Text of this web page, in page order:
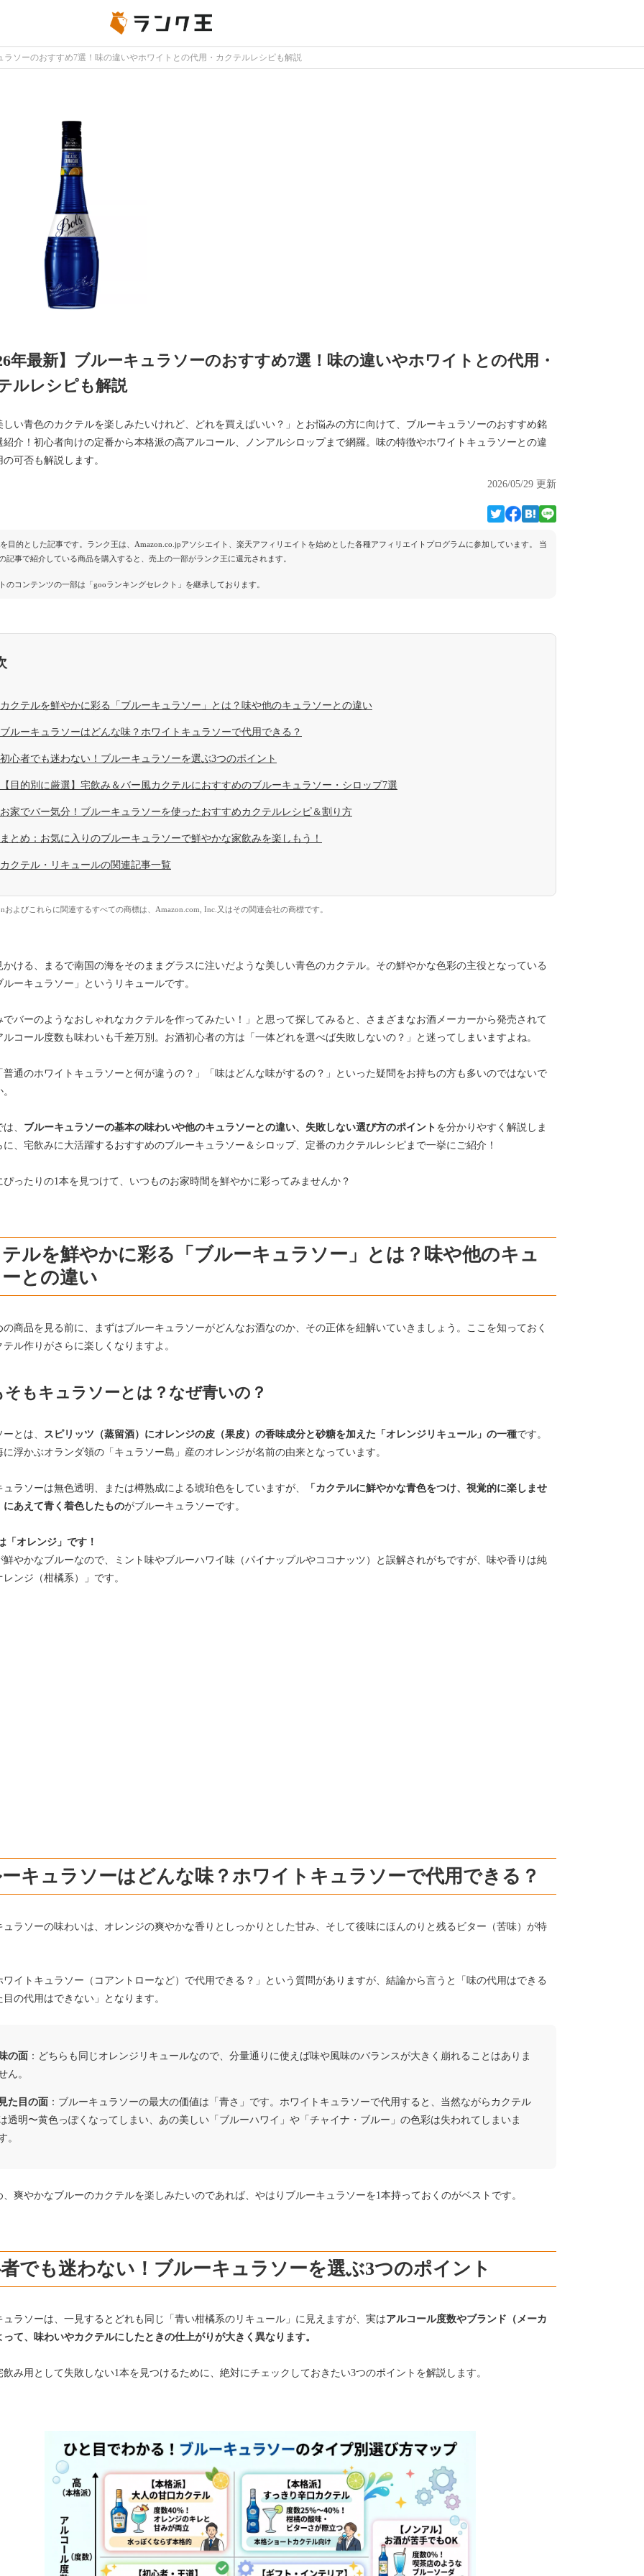
ラソーのおすすめ7選！味の違いやホワイトとの代用・カクテルレシピも解説
年最新】ブルーキュラソーのおすすめ7選！味の違いやホワイトとの代用・
ルレシピも解説
しい青色のカクテルを楽しみたいけれど、どれを買えばいい？」とお悩みの方に向けて、ブルーキュラソーのおすすめ銘
紹介！初心者向けの定番から本格派の高アルコール、ノンアルシロップまで網羅。味の特徴やホワイトキュラソーとの違
の可否も解説します。
2026/05/29 更新
を目的とした記事です。ランク王は、Amazon.co.jpアソシエイト、楽天アフィリエイトを始めとした各種アフィリエイトプログラムに参加しています。 当
記事で紹介している商品を購入すると、売上の一部がランク王に還元されます。
のコンテンツの一部は「gooランキングセレクト」を継承しております。
カクテルを鮮やかに彩る「ブルーキュラソー」とは？味や他のキュラソーとの違い
ブルーキュラソーはどんな味？ホワイトキュラソーで代用できる？
初心者でも迷わない！ブルーキュラソーを選ぶ3つのポイント
【目的別に厳選】宅飲み＆バー風カクテルにおすすめのブルーキュラソー・シロップ7選
お家でバー気分！ブルーキュラソーを使ったおすすめカクテルレシピ＆割り方
まとめ：お気に入りのブルーキュラソーで鮮やかな家飲みを楽しもう！
カクテル・リキュールの関連記事一覧
およびこれらに関連するすべての商標は、Amazon.com, Inc.又はその関連会社の商標です。
かける、まるで南国の海をそのままグラスに注いだような美しい青色のカクテル。その鮮やかな色彩の主役となっている
ルーキュラソー」というリキュールです。
でバーのようなおしゃれなカクテルを作ってみたい！」と思って探してみると、さまざまなお酒メーカーから発売されて
ルコール度数も味わいも千差万別。お酒初心者の方は「一体どれを選べば失敗しないの？」と迷ってしまいますよね。
普通のホワイトキュラソーと何が違うの？」「味はどんな味がするの？」といった疑問をお持ちの方も多いのではないで
、 ブルーキュラソーの基本の味わいや他のキュラソーとの違い、失敗しない選び方のポイント を分かりやすく解説しま
に、宅飲みに大活躍するおすすめのブルーキュラソー＆シロップ、定番のカクテルレシピまで一挙にご紹介！
ぴったりの1本を見つけて、いつものお家時間を鮮やかに彩ってみませんか？
ルを鮮やかに彩る「ブルーキュラソー」とは？味や他のキュ
との違い
の商品を見る前に、まずはブルーキュラソーがどんなお酒なのか、その正体を紐解いていきましょう。ここを知っておく
テル作りがさらに楽しくなりますよ。
そもキュラソーとは？なぜ青いの？
とは、 スピリッツ（蒸留酒）にオレンジの皮（果皮）の香味成分と砂糖を加えた「オレンジリキュール」の一種です。
に浮かぶオランダ領の「キュラソー島」産のオレンジが名前の由来となっています。
ュラソーは無色透明、または樽熟成による琥珀色をしていますが、
「カクテルに鮮やかな青色をつけ、視覚的に楽しませ
にあえて青く着色したものがブルーキュラソーです。
「オレンジ」です！
鮮やかなブルーなので、ミント味やブルーハワイ味（パイナップルやココナッツ）と誤解されがちですが、味や香りは純
ンジ（柑橘系）」です。
キュラソーはどんな味？ホワイトキュラソーで代用できる？
ュラソーの味わいは、オレンジの爽やかな香りとしっかりとした甘み、そして後味にほんのりと残るビター（苦味）が特
ワイトキュラソー（コアントローなど）で代用できる？」という質問がありますが、結論から言うと「味の代用はできる
目の代用はできない」となります。
味の面 ：どちらも同じオレンジリキュールなので、分量通りに使えば味や風味のバランスが大きく崩れることはありま
ん。
見た目の面 ：ブルーキュラソーの最大の価値は「青さ」です。ホワイトキュラソーで代用すると、当然ながらカクテル
透明〜黄色っぽくなってしまい、あの美しい「ブルーハワイ」や「チャイナ・ブルー」の色彩は失われてしまいま
。
、爽やかなブルーのカクテルを楽しみたいのであれば、やはりブルーキュラソーを1本持っておくのがベストです。
でも迷わない！ブルーキュラソーを選ぶ3つのポイント
ュラソーは、一見するとどれも同じ「青い柑橘系のリキュール」に見えますが、実はアルコール度数やブランド（メーカ
って、味わいやカクテルにしたときの仕上がりが大きく異なります。
飲み用として失敗しない1本を見つけるために、絶対にチェックしておきたい3つのポイントを解説します。